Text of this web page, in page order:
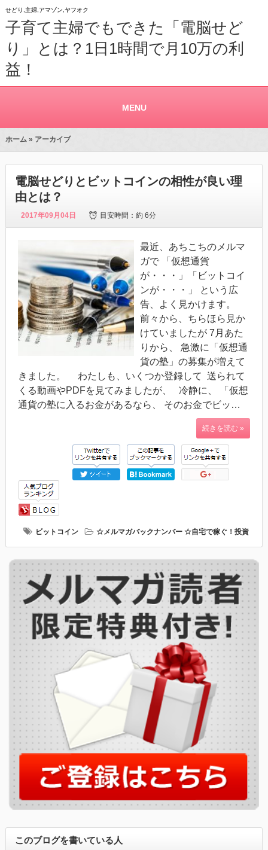
せどり,主婦,アマゾン,ヤフオク
子育て主婦でもできた「電脳せど
り」とは？1日1時間で月10万の利
益！
MENU
ホーム» アーカイブ
電脳せどりとビットコインの相性が良い理
由とは？
2017年09月04日 目安時間：約 6分
最近、あちこちのメルマ
ガで 「仮想通貨
が・・・」「ビットコイ
ンが・・・」 という広
告、よく見かけます。
前々から、ちらほら見か
けていましたが 7月あた
りから、 急激に「仮想通
貨の塾」の募集が増えて
きました。 わたしも、いくつか登録して 送られて
くる動画やPDFを見てみましたが、 冷静に、 「仮想
通貨の塾に入るお金があるなら、 そのお金でビッ…
続きを読む »
ビットコイン ☆メルマガバックナンバー ☆自宅で稼ぐ！投資
このブログを書いている人